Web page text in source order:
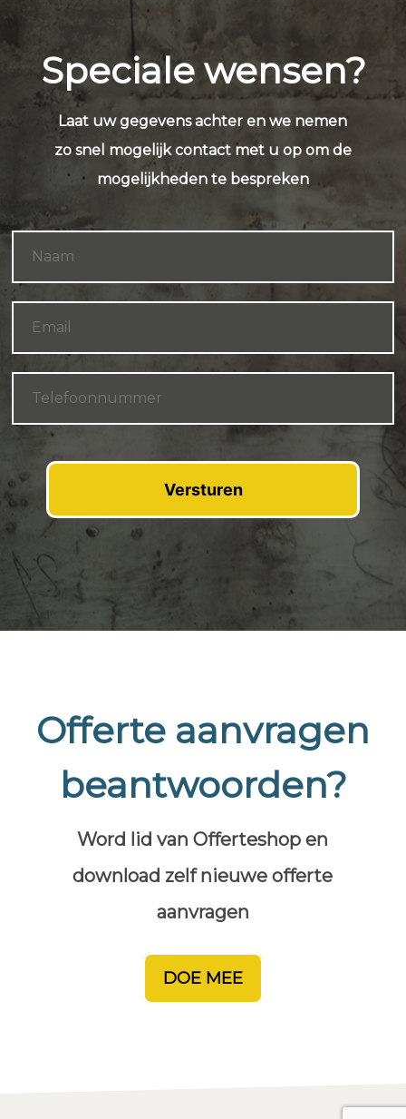
Speciale wensen?
Laat uw gegevens achter en we nemen
zo snel mogelijk contact met u op om de
mogelijkheden te bespreken
Offerte aanvragen
beantwoorden?
Word lid van Offerteshop en
download zelf nieuwe offerte
aanvragen
DOE MEE